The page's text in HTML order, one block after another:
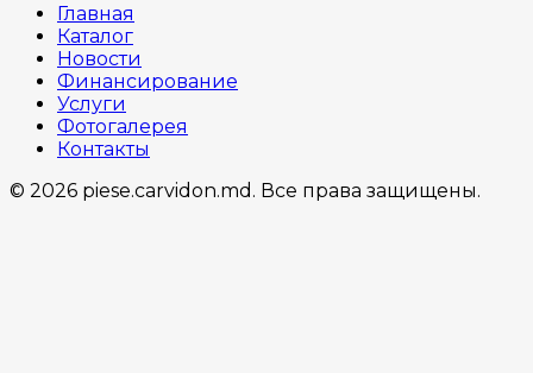
Главная
Каталог
Новости
Финансирование
Услуги
Фотогалерея
Контакты
© 2026 piese.carvidon.md. Все права защищены.